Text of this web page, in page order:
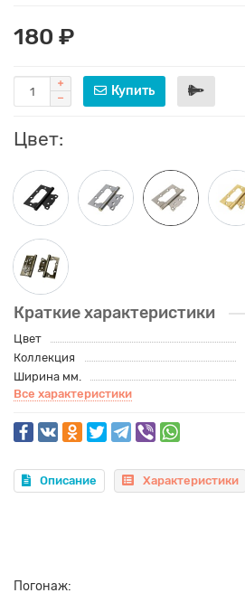
180 ₽
Купить
Цвет:
Краткие характеристики
Цвет
Коллекция
Ширина мм.
Все характеристики
Описание Характеристики
Погонаж: